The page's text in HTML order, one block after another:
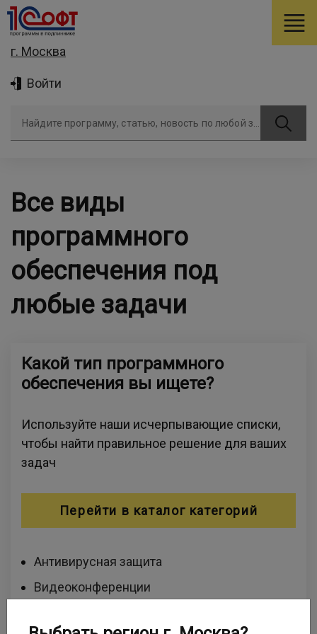
г. Москва
Войти
Все виды
программного
обеспечения под
любые задачи
Какой тип программного
обеспечения вы ищете?
Используйте наши исчерпывающие списки,
чтобы найти правильное решение для ваших
задач
Перейти в каталог категорий
Антивирусная защита
Видеоконференции